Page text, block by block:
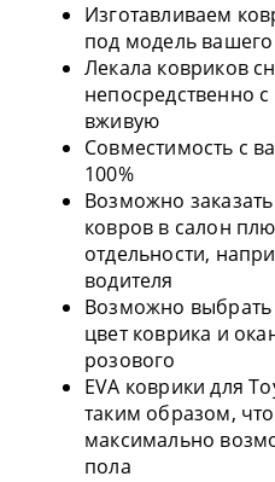
Изготавливаем
под модель
Лекала ковриков
непосредственно
вживую
Совместимость с
100%
Возможно
ковров в салон
отдельности,
водителя
Возможно
цвет коврика и
розового
EVA коврики для
таким образом,
максимально
пола